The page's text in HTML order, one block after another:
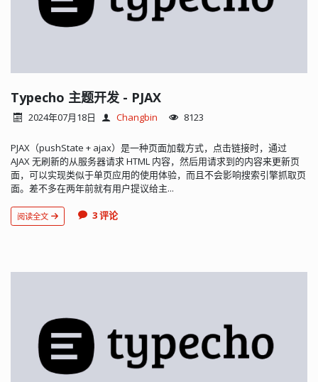
Typecho 主题开发 - PJAX
2024年07月18日 Changbin 8123
PJAX（pushState + ajax）是一种页面加载方式，点击链接时，通过
AJAX 无刷新的从服务器请求 HTML 内容，然后用请求到的内容来更新页
面，可以实现类似于单页应用的使用体验，而且不会影响搜索引擎抓取页
面。差不多在两年前就有用户提议给主...
阅读全文 3 评论